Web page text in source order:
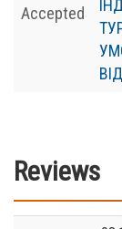
Accepted
Reviews